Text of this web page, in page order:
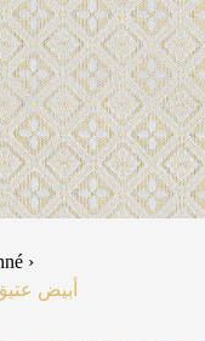
›
أبيض